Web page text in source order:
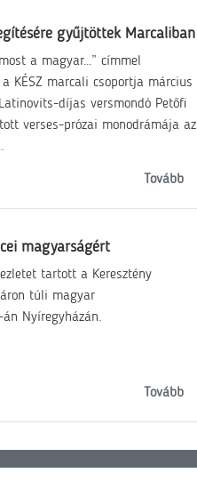
gyűjtöttek Marcaliban
a magyar…” címmel
KÉSZ marcali csoportja március
díjas versmondó Petőfi
verses-prózai monodrámája az
Tovább
magyarságért
tartott a Keresztény
túli magyar
Nyíregyházán.
Tovább